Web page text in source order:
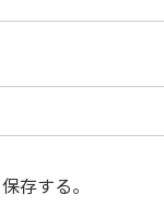
存する。